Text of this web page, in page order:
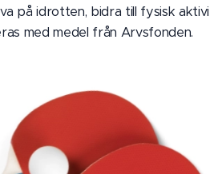
på idrotten, bidra till fysisk
med medel från Arvsfonden.